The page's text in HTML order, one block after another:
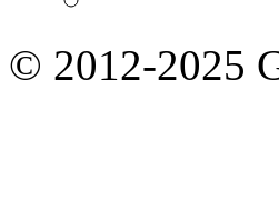
© 2012-2025